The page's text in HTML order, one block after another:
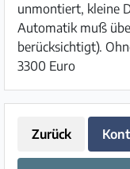
unmontiert, kleine
Automatik muß
berücksichtigt).
3300 Euro
Zurück